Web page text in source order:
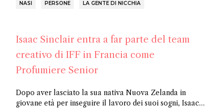
NASI PERSONE LA GENTE DI NICCHIA
Isaac Sinclair entra a far parte del team
creativo di IFF in Francia come
Profumiere Senior
Dopo aver lasciato la sua nativa Nuova Zelanda in
giovane età per inseguire il lavoro dei suoi sogni, Isaac